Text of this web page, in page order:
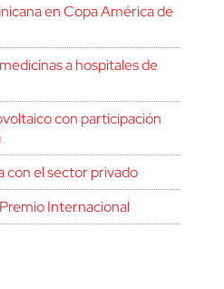
en Copa América de
a hospitales de
con participación
con el sector privado
Internacional